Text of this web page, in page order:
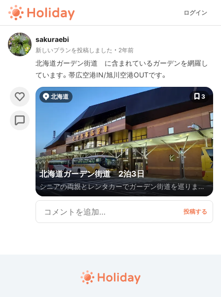
ログイン
sakuraebi
新しいプランを投稿しました 2年前
北海道ガーデン街道 に含まれているガーデンを網羅し
ています。帯広空港IN/旭川空港OUTです。
北海道 3
北海道ガーデン街道 2泊3日
シニアの両親とレンタカーでガーデン街道を巡りまし
た。最後の動物園はオマケです。帯広到着13時頃、旭川
発16時半頃の便を利用しました。
https://www.hokkaido-garden.jp/